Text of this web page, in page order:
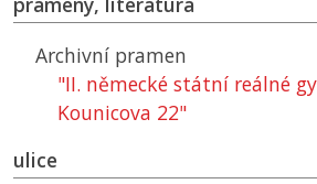
Archivní pramen
"II. německé státní reálné
Kounicova 22"
ulice